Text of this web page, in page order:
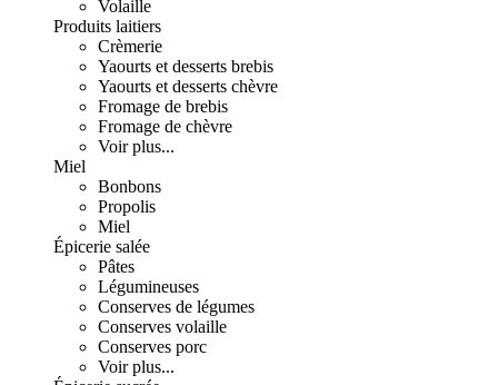
Volaille
Produits laitiers
Crèmerie
Yaourts et desserts brebis
Yaourts et desserts chèvre
Fromage de brebis
Fromage de chèvre
Voir plus...
Miel
Bonbons
Propolis
Miel
Épicerie salée
Pâtes
Légumineuses
Conserves de légumes
Conserves volaille
Conserves porc
Voir plus...